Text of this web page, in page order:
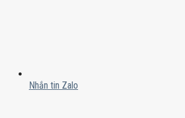
Nhắn tin Zalo